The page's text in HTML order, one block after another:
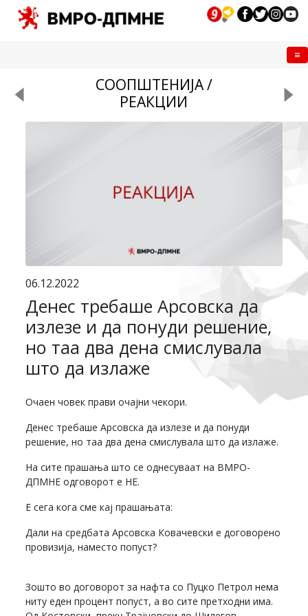
СООПШТЕНИЈА /
РЕАКЦИИ
06.12.2022
Денес требаше Арсовска да
излезе и да понуди решение,
но таа два дена смислувала
што да излаже
Очаен човек прави очајни чекори.
Денес требаше Арсовска да излезе и да понуди
решение, но таа два дена смислувала што да излаже.
На сите прашања што се однесуваат на ВМРО-
ДПМНЕ одговорот е НЕ.
Е сега кога сме кај прашањата:
Дали на средбата Арсовска Ковачевски е договорено
провизија, наместо попуст?
Зошто во договорот за нафта со Пуцко Петрол нема
ниту еден процент попуст, а во сите претходни има.